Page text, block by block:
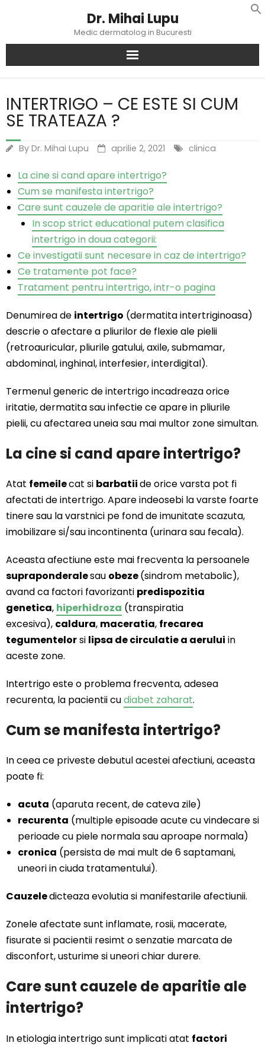
Dr. Mihai Lupu
Medic dermatolog in Bucuresti
Search
Home
Servicii
Articole
Preturi
Noutati
#HappyPatients
Contact
INTERTRIGO – CE ESTE SI CUM
SE TRATEAZA ?
By Dr. Mihai Lupu aprilie 2, 2021 clinica
La cine si cand apare intertrigo?
Cum se manifesta intertrigo?
Care sunt cauzele de aparitie ale intertrigo?
In scop strict educational putem clasifica
intertrigo in doua categorii:
Ce investigatii sunt necesare in caz de intertrigo?
Ce tratamente pot face?
Tratament pentru intertrigo, intr-o pagina
Denumirea de intertrigo (dermatita intertriginoasa)
descrie o afectare a pliurilor de flexie ale pielii
(retroauricular, pliurile gatului, axile, submamar,
abdominal, inghinal, interfesier, interdigital).
Termenul generic de intertrigo incadreaza orice
iritatie, dermatita sau infectie ce apare in pliurile
pielii, cu afectarea uneia sau mai multor zone simultan.
La cine si cand apare intertrigo?
Atat femeilecat si barbatiide orice varsta pot fi
afectati de intertrigo. Apare indeosebi la varste foarte
tinere sau la varstnici pe fond de imunitate scazuta,
imobilizare si/sau incontinenta (urinara sau fecala).
Aceasta afectiune este mai frecventa la persoanele
supraponderalesau obeze(sindrom metabolic),
avand ca factori favorizanti predispozitia
genetica, hiperhidroza (transpiratia
excesiva), caldura, maceratia, frecarea
tegumentelorsi lipsa de circulatie a aerului in
aceste zone.
Intertrigo este o problema frecventa, adesea
recurenta, la pacientii cudiabet zaharat.
Cum se manifesta intertrigo?
In ceea ce priveste debutul acestei afectiuni, aceasta
poate fi:
acuta (aparuta recent, de cateva zile)
recurenta (multiple episoade acute cu vindecare si
perioade cu piele normala sau aproape normala)
cronica (persista de mai mult de 6 saptamani,
uneori in ciuda tratamentului).
Cauzeledicteaza evolutia si manifestarile afectiunii.
Zonele afectate sunt inflamate, rosii, macerate,
fisurate si pacientii resimt o senzatie marcata de
disconfort, usturime si uneori chiar durere.
Care sunt cauzele de aparitie ale
intertrigo?
In etiologia intertrigo sunt implicati atat factori